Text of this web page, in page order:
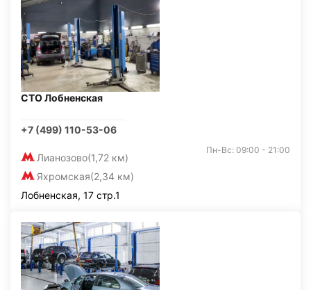
СТО Лобненская
+7 (499) 110-53-06
Лианозово(1,72 км)
Яхромская(2,34 км)
Пн-Вс: 09:00 - 21:00
Лобненская, 17 стр.1